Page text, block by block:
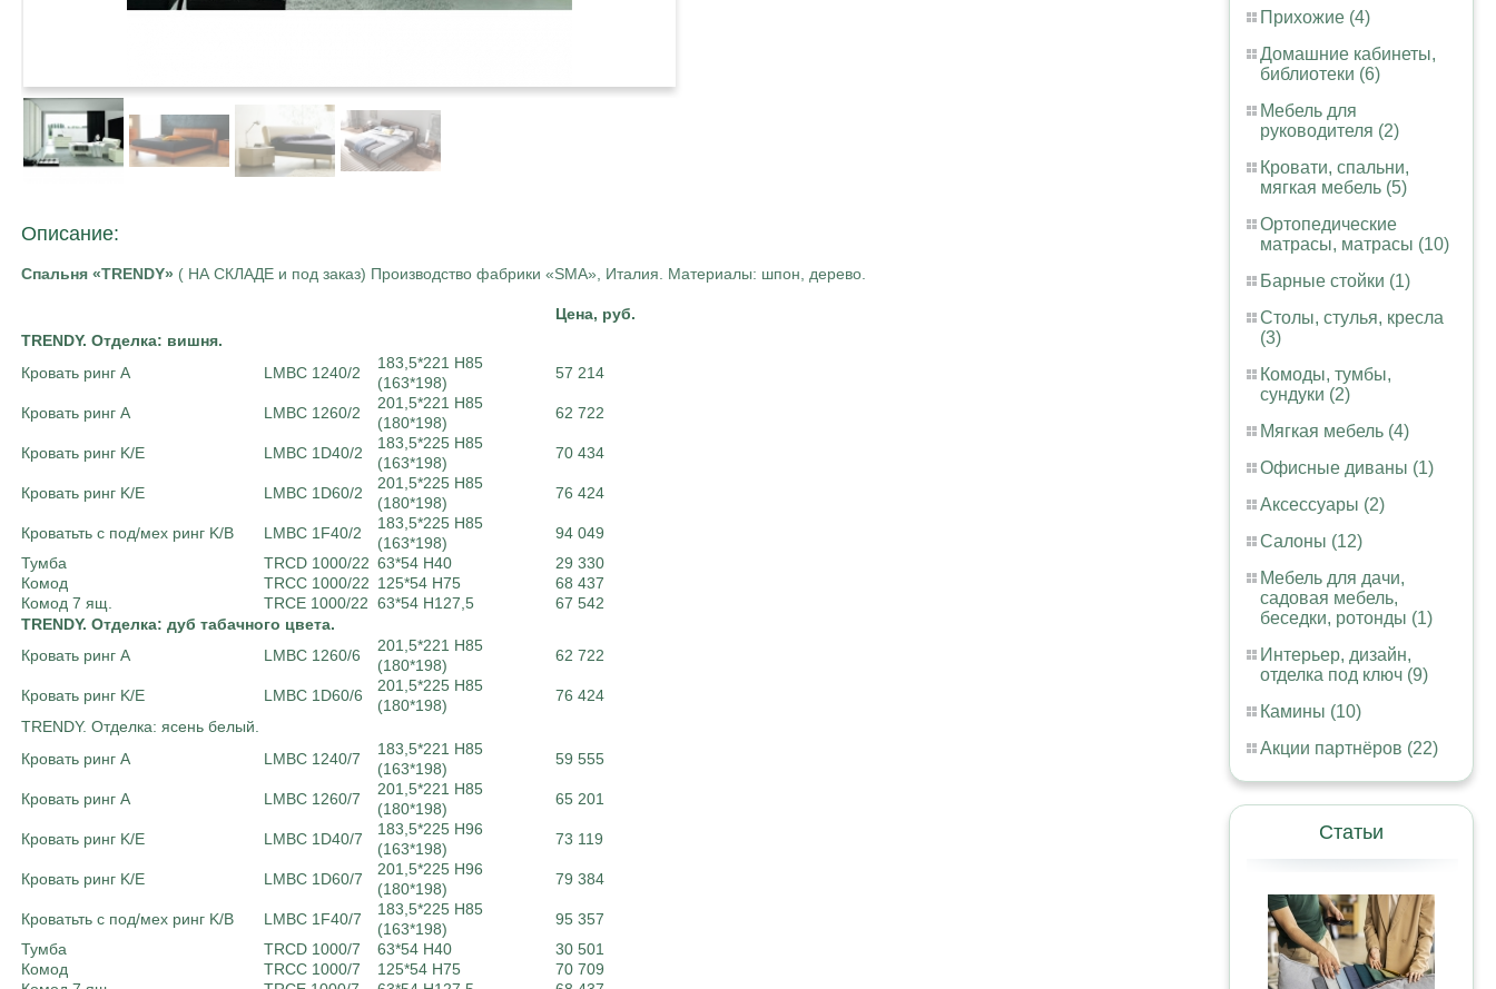
Прихожие (4)
Домашние кабинеты,
библиотеки (6)
Мебель для
руководителя (2)
Кровати, спальни,
мягкая мебель (5)
Ортопедические
матрасы, матрасы (10)
Барные стойки (1)
Столы, стулья, кресла
(3)
Комоды, тумбы,
сундуки (2)
Мягкая мебель (4)
Офисные диваны (1)
Аксессуары (2)
Салоны (12)
Мебель для дачи,
садовая мебель,
беседки, ротонды (1)
Интерьер, дизайн,
отделка под ключ (9)
Камины (10)
Акции партнёров (22)
Статьи
Описание:
Спальня «TRENDY» ( НА СКЛАДЕ и под заказ) Производство фабрики «SMA», Италия. Материалы: шпон, дерево.
Цена, руб.
TRENDY. Отделка: вишня.
Кровать ринг A
LMBC 1240/2
183,5*221 Н85
(163*198)
57 214
Кровать ринг A LMBC 1260/2
201,5*221 Н85
(180*198)
62 722
Кровать ринг K/E LMBC 1D40/2
183,5*225 Н85
(163*198)
70 434
Кровать ринг K/E LMBC 1D60/2
201,5*225 Н85
(180*198)
76 424
Кроватьть с под/мех ринг K/B LMBC 1F40/2
183,5*225 Н85
(163*198)
94 049
Тумба
TRCD 1000/22 63*54 H40
29 330
Комод
TRCC 1000/22 125*54 H75
68 437
Комод 7 ящ.
TRCE 1000/22 63*54 H127,5
67 542
TRENDY. Отделка: дуб табачного цвета.
Кровать ринг A
LMBC 1260/6
201,5*221 Н85
(180*198)
62 722
Кровать ринг K/E LMBC 1D60/6
201,5*225 Н85
(180*198)
76 424
TRENDY. Отделка: ясень белый.
Кровать ринг A
LMBC 1240/7
183,5*221 Н85
(163*198)
59 555
Кровать ринг A LMBC 1260/7
201,5*221 Н85
(180*198)
65 201
Кровать ринг K/E LMBC 1D40/7
183,5*225 Н96
(163*198)
73 119
Кровать ринг K/E LMBC 1D60/7
201,5*225 Н96
(180*198)
79 384
Кроватьть с под/мех ринг K/B LMBC 1F40/7
183,5*225 Н85
(163*198)
95 357
Тумба
TRCD 1000/7 63*54 H40
30 501
Комод
TRCC 1000/7 125*54 H75
70 709